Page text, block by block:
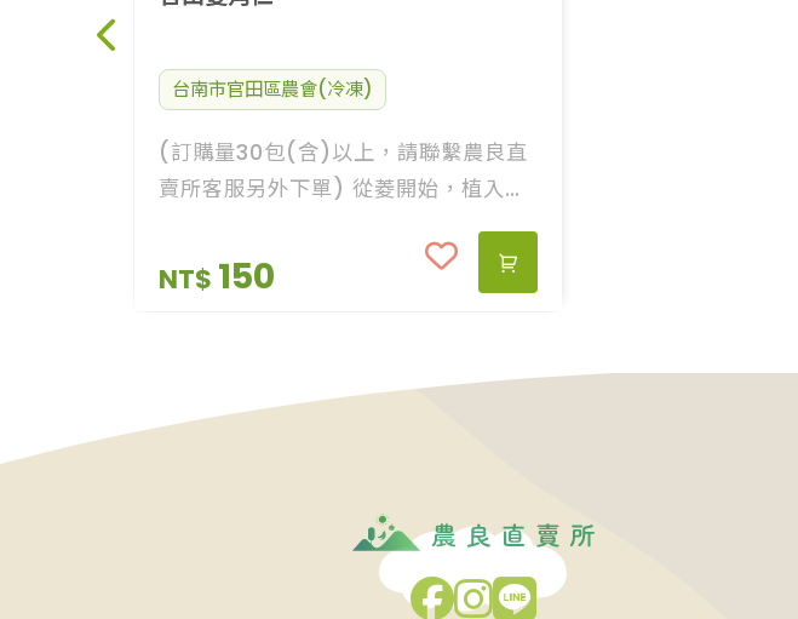
台南市官田區農會(冷凍)
(訂購量30包(含)以上，請聯繫農良直
賣所客服另外下單) 從菱開始，植入日
常的綠生活 鑽牛角尖，只為一口官田好
菱 嚴選官田最優菱角仁，口感扎實綿密
免剝殼，不須退冰解凍，清洗後直接下
NT$ 150